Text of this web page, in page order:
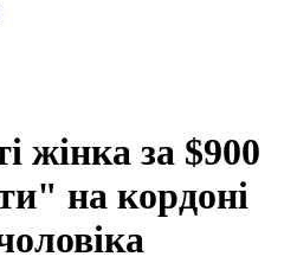
жінка за $900
на кордоні